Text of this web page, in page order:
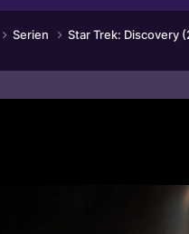
Serien Star Trek: Discovery